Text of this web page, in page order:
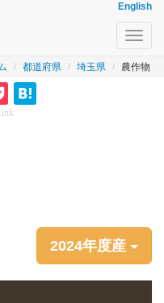
English
都道府県 埼玉県 農作物
2024年度産